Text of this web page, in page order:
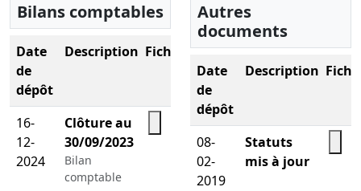
Bilans comptables
Date
de
dépôt
Description Fichier
16-
12-
2024
Clôture au
30/09/2023
Bilan
comptable
Autres
documents
Date
de
dépôt
Description
08-
02-
2019
Statuts
mis à jour